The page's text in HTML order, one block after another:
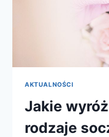
AKTUALNOŚCI
Jakie
rodzaje